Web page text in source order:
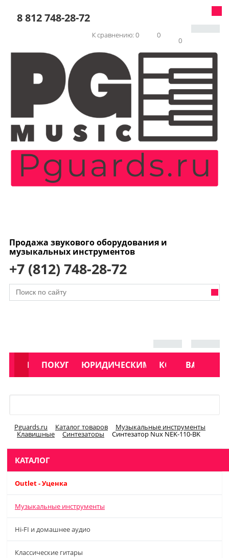
8 812 748-28-72
0
0
К сравнению: 0
Продажа звукового оборудования и
музыкальных инструментов
+7 (812) 748-28-72
АКЦИИ
КАТАЛОГ
ПОКУПАТЕЛЯМЮРИДИЧЕСКИМ ЛИЦАМКОНТАКТЫ
УСЛУГИ
Pguards.ru Каталог товаров Музыкальные инструменты
Клавишные Синтезаторы Синтезатор Nux NEK-110-BK
КАТАЛОГ
Outlet - Уценка
Музыкальные инструменты
Hi-FI и домашнее аудио
Классические гитары